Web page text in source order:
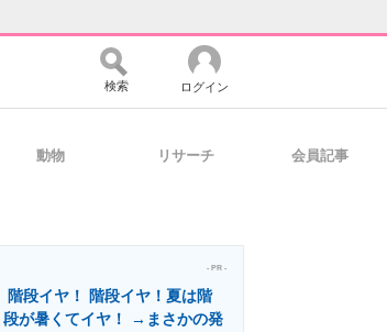
マーケ×ITの今がよく分かる
検索 ログイン
動物 リサーチ 会員記事
- PR -
階段イヤ！ 階段イヤ！夏は階
段が暑くてイヤ！ →まさかの発